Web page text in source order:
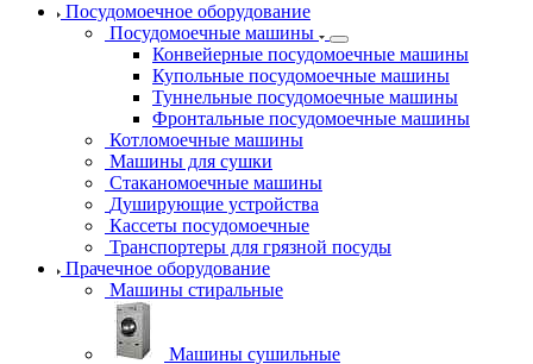
специй
Посудомоечное оборудование
Посудомоечные
машины
Конвейерные посудомоечные машины
Купольные посудомоечные машины
Туннельные посудомоечные машины
Фронтальные посудомоечные машины
Машины для сушки
машины
устройства
посудомоечные